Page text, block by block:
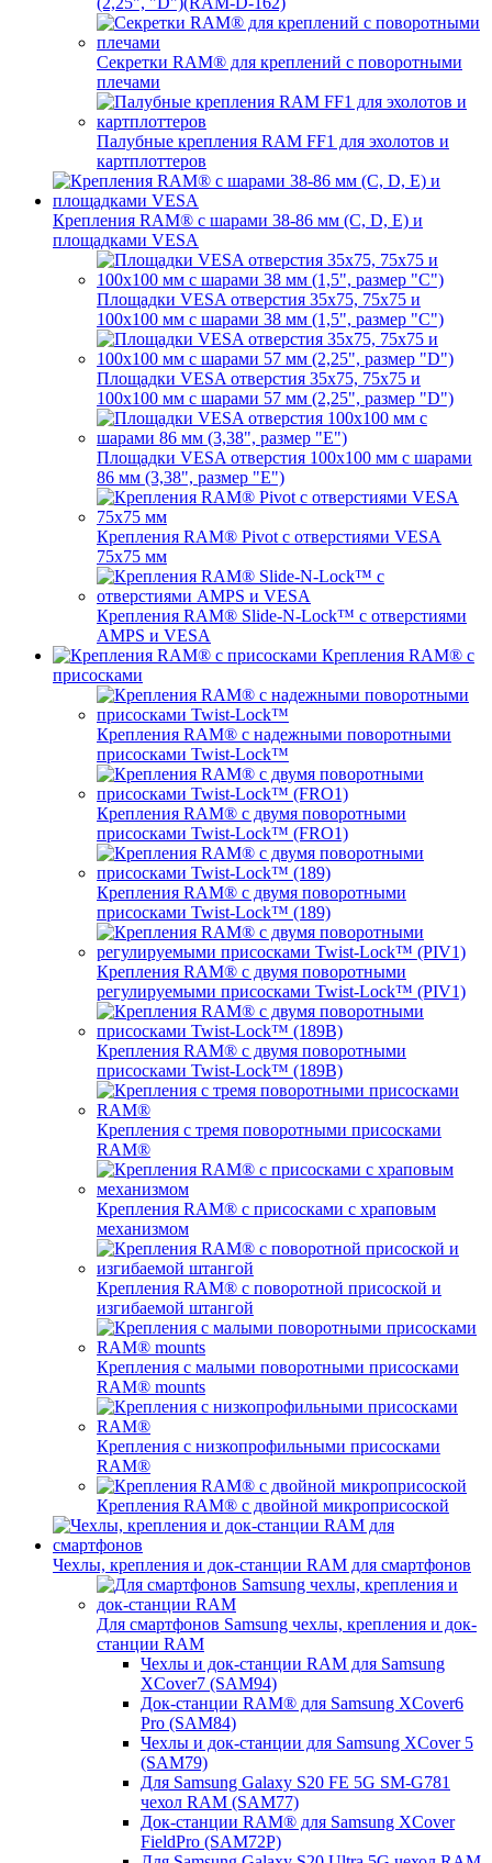
Секретки RAM® для креплений с поворотными
плечами
Палубные крепления RAM FF1 для эхолотов и
картплоттеров
Крепления RAM® с шарами 38-86 мм (C, D, E) и
площадками VESA
Площадки VESA отверстия 35x75, 75x75 и
100x100 мм с шарами 38 мм (1,5", размер "C")
Площадки VESA отверстия 35х75, 75x75 и
100x100 мм с шарами 57 мм (2,25", размер "D")
Площадки VESA отверстия 100x100 мм с шарами
86 мм (3,38", размер "E")
Крепления RAM® Pivot с отверстиями VESA
75x75 мм
Крепления RAM® Slide-N-Lock™ с отверстиями
AMPS и VESA
Крепления RAM® с
присосками
Крепления RAM® с надежными поворотными
присосками Twist-Lock™
Крепления RAM® с двумя поворотными
присосками Twist-Lock™ (FRO1)
Крепления RAM® с двумя поворотными
присосками Twist-Lock™ (189)
Крепления RAM® с двумя поворотными
регулируемыми присосками Twist-Lock™ (PIV1)
Крепления RAM® с двумя поворотными
присосками Twist-Lock™ (189B)
Крепления с тремя поворотными присосками
RAM®
Крепления RAM® с присосками с храповым
механизмом
Крепления RAM® с поворотной присоской и
изгибаемой штангой
Крепления с малыми поворотными присосками
RAM® mounts
Крепления с низкопрофильными присосками
RAM®
Крепления RAM® с двойной микроприсоской
Чехлы, крепления и док-станции RAM для смартфонов
Для смартфонов Samsung чехлы, крепления и док-
станции RAM
Чехлы и док-станции RAM для Samsung
XCover7 (SAM94)
Док-станции RAM® для Samsung XCover6
Pro (SAM84)
Чехлы и док-станции для Samsung XCover 5
(SAM79)
Для Samsung Galaxy S20 FE 5G SM-G781
чехол RAM (SAM77)
Док-станции RAM® для Samsung XCover
FieldPro (SAM72P)